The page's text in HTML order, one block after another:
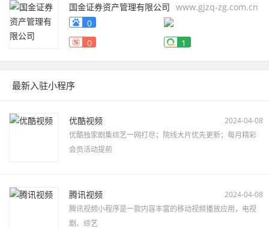
国金证券资产管理有限公司 www.gjzq-zg.com.cn
0
0
1
最新入驻小程序
优酷视频
2024-04-08
优酷独家剧集综艺一网打尽；院线大片优先更新；每月精彩
会员活动提前
腾讯视频
2024-04-08
腾讯视频小程序是一款内容丰富的移动视频播放应用，电视
剧、综艺